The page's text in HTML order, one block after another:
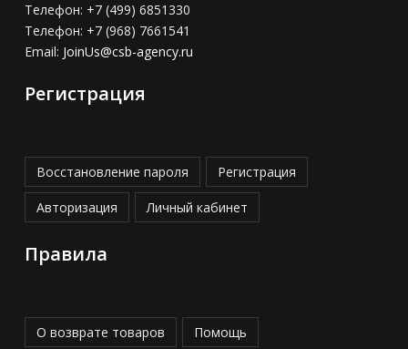
Телефон: +7 (499) 6851330
Телефон: +7 (968) 7661541
Email: JoinUs@csb-agency.ru
Регистрация
Восстановление пароля Регистрация
Авторизация Личный кабинет
Правила
О возврате товаров Помощь